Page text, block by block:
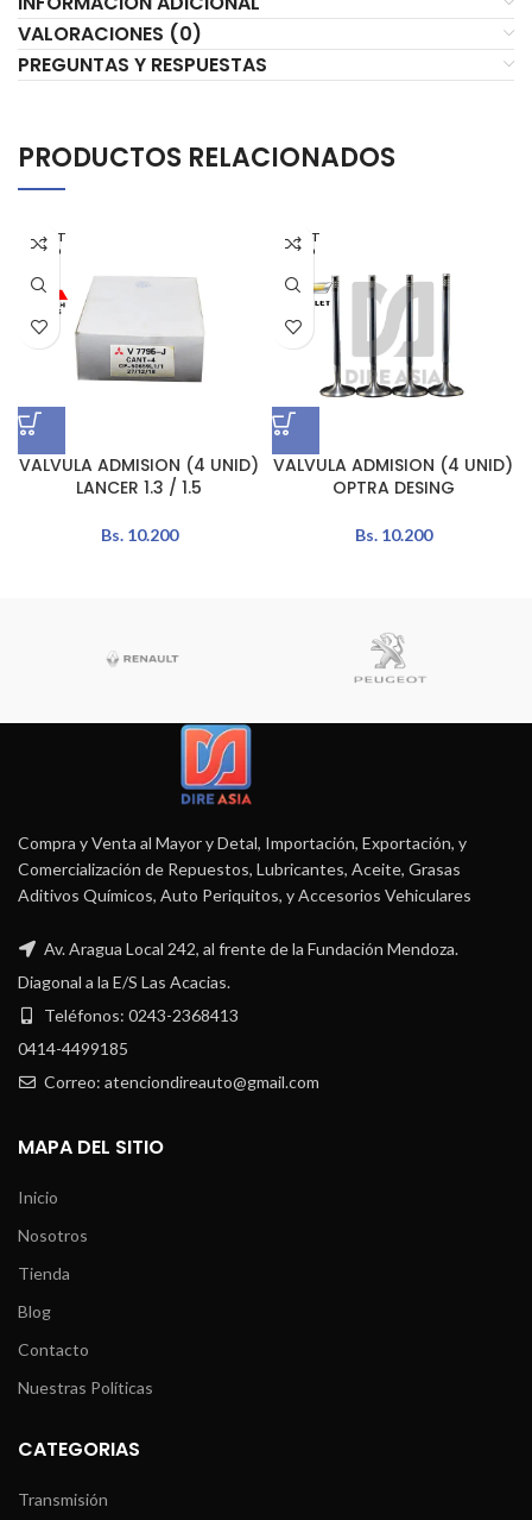
VALORACIONES (0)
PREGUNTAS Y RESPUESTAS
PRODUCTOS RELACIONADOS
AGOT
ADO
VALVULA ADMISION (4 UNID)
LANCER 1.3 / 1.5
Bs.10.200
AGOT
ADO
VALVULA ADMISION (4 UNID)
OPTRA DESING
Bs.10.200
Compra y Venta al Mayor y Detal, Importación, Exportación, y
Comercialización de Repuestos, Lubricantes, Aceite, Grasas
Aditivos Químicos, Auto Periquitos, y Accesorios Vehiculares
Av. Aragua Local 242, al frente de la Fundación Mendoza.
Diagonal a la E/S Las Acacias.
Teléfonos: 0243-2368413
0414-4499185
Correo: atenciondireauto@gmail.com
MAPA DEL SITIO
Inicio
Nosotros
Tienda
Blog
Contacto
Nuestras Políticas
CATEGORIAS
Transmisión